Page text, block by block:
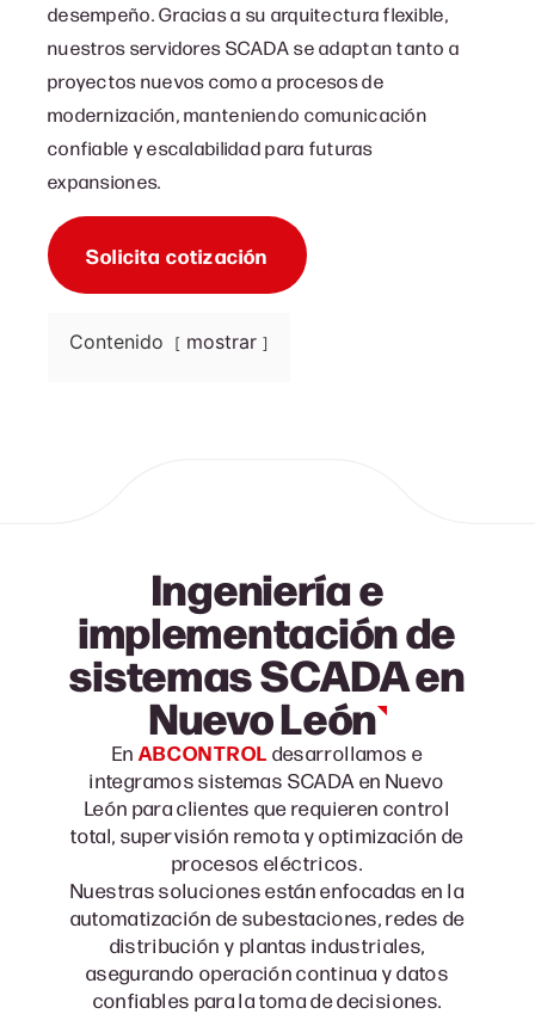
desempeño. Gracias a su arquitectura flexible,
nuestros servidores SCADA se adaptan tanto a
proyectos nuevos como a procesos de
modernización, manteniendo comunicación
confiable y escalabilidad para futuras
expansiones.
Solicita cotización
Contenido mostrar
Ingeniería e
implementación de
sistemas SCADA en
Nuevo León
EnABCONTROL desarrollamos e
integramos sistemas SCADA en Nuevo
León para clientes que requieren control
total, supervisión remota y optimización de
procesos eléctricos.
Nuestras soluciones están enfocadas en la
automatización de subestaciones, redes de
distribución y plantas industriales,
asegurando operación continua y datos
confiables para la toma de decisiones.